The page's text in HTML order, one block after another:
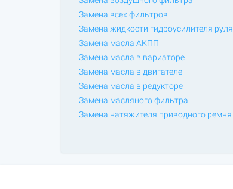
Замена всех фильтров
Замена жидкости гидроусилителя руля
Замена масла АКПП
Замена масла в вариаторе
Замена масла в двигателе
Замена масла в редукторе
Замена масляного фильтра
Замена натяжителя приводного ремня